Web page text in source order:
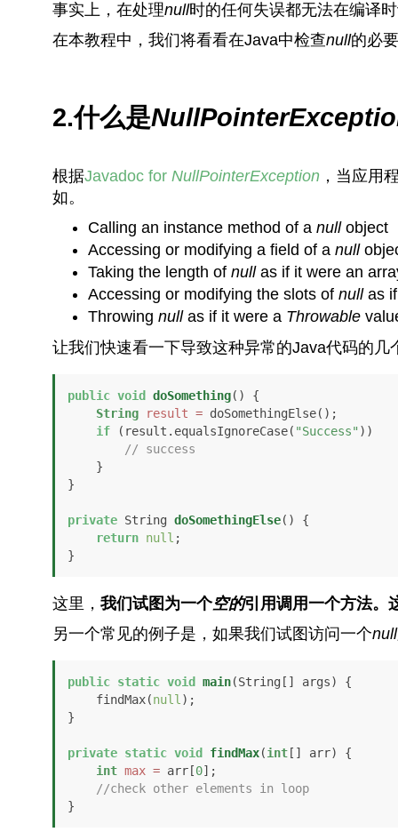
事实上，在处理null时的任何失误都无法在编译
在本教程中，我们将看看在Java中检查null的必
2.什么是
根据Javadoc for NullPointerException，当应用
如。
Calling an instance method of a nullobject
Accessing or modifying a field of a null
Taking the length of nullas if it were an
Accessing or modifying the slots of nullas if
Throwing nullas if it were a Throwable
让我们快速看一下导致这种异常的Java代码的几
public void doSomething()
{
String
result = doSomethingElse();
if (result.equalsIgnoreCase( "Success" ))
// success
}
private String doSomethingElse()
{
return null ;
}
这里， 我们试图为一个空的引用调用一个方法。
另一个常见的例子是，如果我们试图访问一个null
public static void main(String[] args)
{
    findMax(
null );
}
private static void findMax(int[] arr)
{
int max = arr[0];
//check other elements in loop
}